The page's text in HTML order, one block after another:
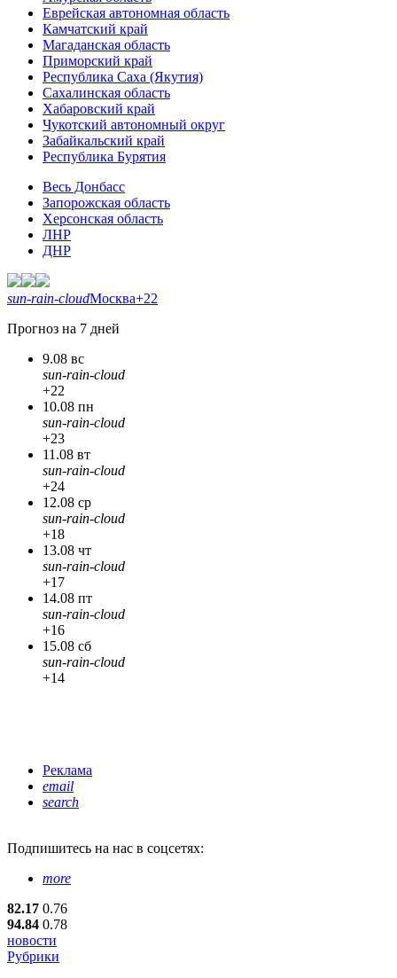
Еврейская автономная область
Камчатский край
Магаданская область
Приморский край
Республика Саха (Якутия)
Сахалинская область
Хабаровский край
Чукотский автономный округ
Забайкальский край
Республика Бурятия
Весь Донбасс
Запорожская область
Херсонская область
ЛНР
ДНР
sun-rain-cloudМосква+22
Прогноз на 7 дней
9.08 вс
sun-rain-cloud
+22
10.08 пн
sun-rain-cloud
+23
11.08 вт
sun-rain-cloud
+24
12.08 ср
sun-rain-cloud
+18
13.08 чт
sun-rain-cloud
+17
14.08 пт
sun-rain-cloud
+16
15.08 сб
sun-rain-cloud
+14
Реклама
email
search
Подпишитесь на нас в соцсетях:
more
82.17 0.76
94.84 0.78
новости
Рубрики